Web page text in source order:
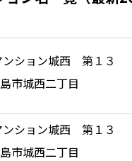
ンション城西 第１３
市城西二丁目
ンション城西 第１３
市城西二丁目